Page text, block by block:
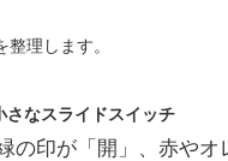
理します。
さなスライドスイッチ
の印が「開」、赤やオ